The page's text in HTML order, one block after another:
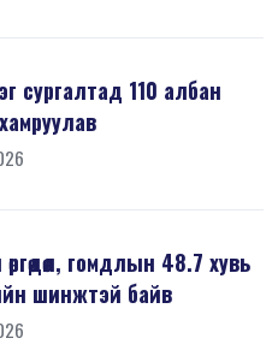
сургалтад 110 албан
гомдлын 48.7 хувь
шинжтэй байв